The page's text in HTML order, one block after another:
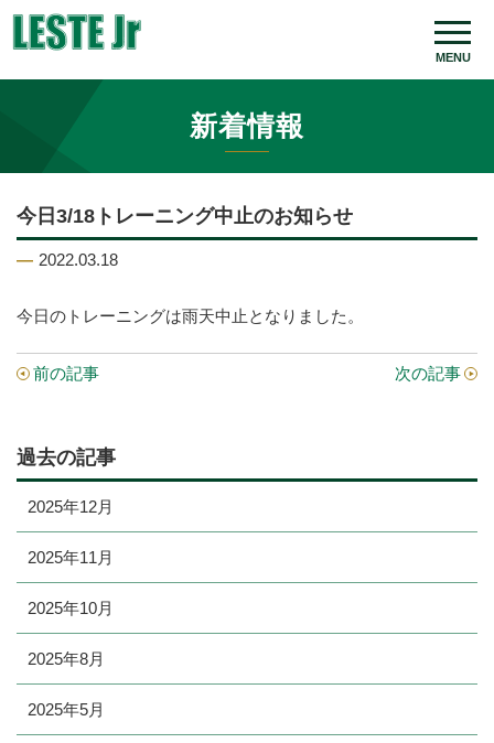
MENU
新着情報
今日3/18トレーニング中止のお知らせ
2022.03.18
今日のトレーニングは雨天中止となりました。
前の記事 次の記事
過去の記事
2025年12月
2025年11月
2025年10月
2025年8月
2025年5月